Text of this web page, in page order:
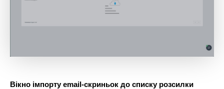
Вікно імпорту email-скриньок до списку розсилки